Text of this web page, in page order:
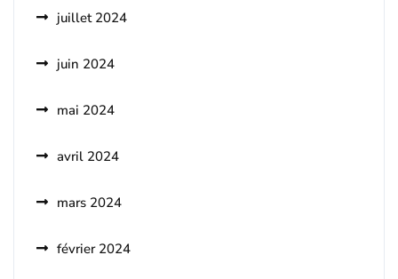
juillet 2024
juin 2024
mai 2024
avril 2024
mars 2024
février 2024